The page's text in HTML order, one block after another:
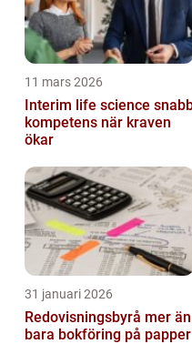
11 mars 2026
Interim life science snabb
kompetens när kraven
ökar
31 januari 2026
Redovisningsbyrå mer än
bara bokföring på papper